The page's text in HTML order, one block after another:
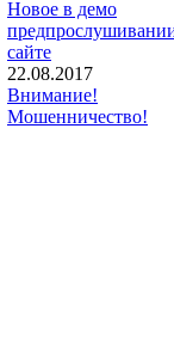
Новое в демо
сайте
22.08.2017
Внимание!
Мошенничество!